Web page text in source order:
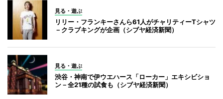
見る・遊ぶ
リリー・フランキーさんら61人がチャリティーTシャツ
－クラブキングが企画（シブヤ経済新聞）
見る・遊ぶ
渋谷・神南で伊ウエハース「ローカー」エキシビショ
ン－全21種の試食も（シブヤ経済新聞）